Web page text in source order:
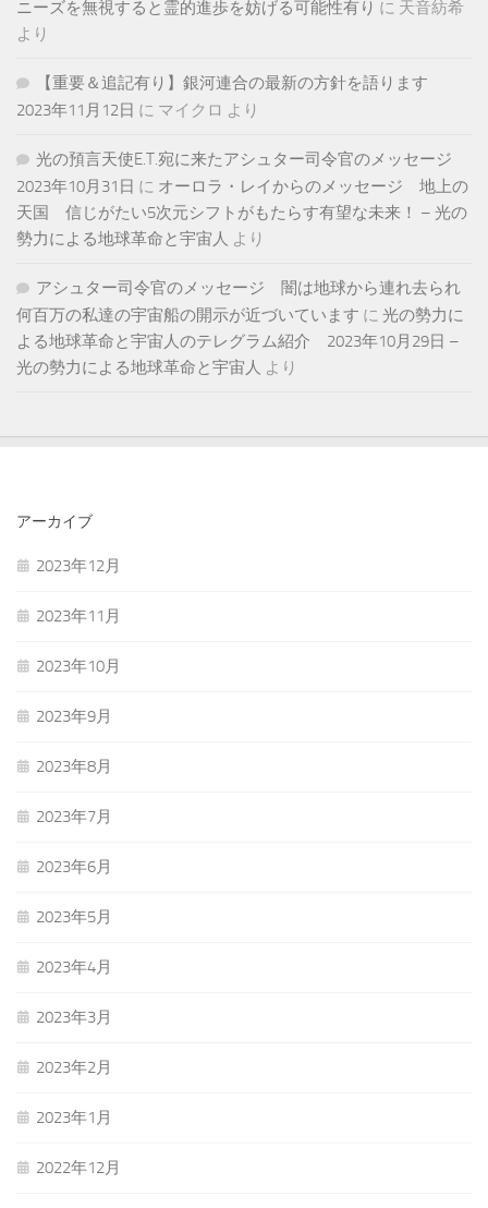
ニーズを無視すると霊的進歩を妨げる可能性有り に 天音紡希
より
【重要＆追記有り】銀河連合の最新の方針を語ります
2023年11月12日 に マイクロ より
光の預言天使E.T.宛に来たアシュター司令官のメッセージ
2023年10月31日 に オーロラ・レイからのメッセージ 地上の
天国 信じがたい5次元シフトがもたらす有望な未来！ – 光の
勢力による地球革命と宇宙人 より
アシュター司令官のメッセージ 闇は地球から連れ去られ
何百万の私達の宇宙船の開示が近づいています に 光の勢力に
よる地球革命と宇宙人のテレグラム紹介 2023年10月29日 –
光の勢力による地球革命と宇宙人 より
アーカイブ
2023年12月
2023年11月
2023年10月
2023年9月
2023年8月
2023年7月
2023年6月
2023年5月
2023年4月
2023年3月
2023年2月
2023年1月
2022年12月